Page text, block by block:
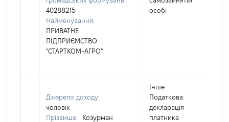
40288215
Найменування:
ПРИВАТНЕ
ПІДПРИЄМСТВО
"СТАРТКОМ-АГРО"
особі
Джерело доходу:
чоловік
Прізвище:
Козурман
Інше
Податкова
декларація
платника